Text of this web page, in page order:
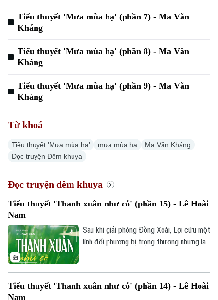
Chuyên mục
Hà Nội
Công nghệ
Nhịp sống Hà Nội
Người Hà Nội
Khoảnh khắc Hà Nội
Ẩm thực
Thế giới
Tin tức
Quân sự
Hồ sơ
Người Việt 4 phương
Kinh tế
Tin tức
Cafe sáng
Tài chính Ngân hàng
Nhà đất
Tin tức
Đầu tư
Căn hộ
Tàu và Xe
Tàu
Giáo dục
Tin tức
Văn hóa
Tiểu thuyết 'Mưa mùa hạ' (phần 7) - Ma Văn
Kháng
Tiểu thuyết 'Mưa mùa hạ' (phần 8) - Ma Văn
Kháng
Tiểu thuyết 'Mưa mùa hạ' (phần 9) - Ma Văn
Kháng
Từ khoá
Tiểu thuyết 'Mưa mùa hạ' mưa mùa hạ
Ma Văn Kháng
Đọc truyện Đêm khuya
Đọc truyện đêm khuya
Tiểu thuyết 'Thanh xuân như cỏ' (phần 15) - Lê Hoài
Nam
Sau khi giải phóng Đồng Xoài, Lợi cứu một
lính đối phương bị trọng thương nhưng lại
Tiếp tục hành quân về Bến Cát, Đại đội 2
Tiểu thuyết 'Thanh xuân như cỏ' (phần 14) - Lê Hoài
Nam